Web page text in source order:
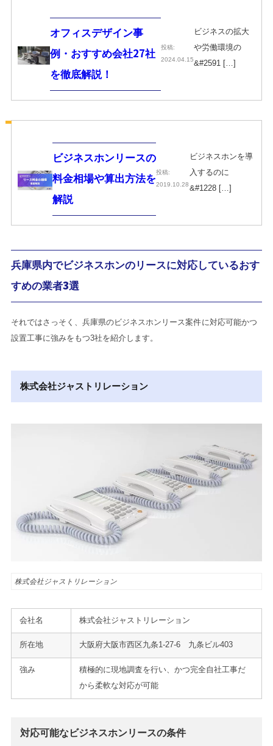
オフィスデザイン事
例・おすすめ会社27社
を徹底解説！
投稿:
2024.04.15
ビジネスの拡大
や労働環境の
&#2591 […]
ビジネスホンリースの
料金相場や算出方法を
解説
投稿:
2019.10.28
ビジネスホンを導
入するのに
&#1228 […]
兵庫県内でビジネスホンのリースに対応しているおす
すめの業者3選
それではさっそく、兵庫県のビジネスホンリース案件に対応可能かつ
設置工事に強みをもつ3社を紹介します。
株式会社ジャストリレーション
株式会社ジャストリレーション
会社名 株式会社ジャストリレーション
所在地 大阪府大阪市西区九条1-27-6 九条ビル403
強み
積極的に現地調査を行い、かつ完全自社工事だ
から柔軟な対応が可能
対応可能なビジネスホンリースの条件